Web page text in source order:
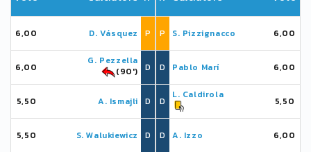
6,00 D. Vásquez P
6,00
G. Pezzella
(90')
D
5,50 A. Ismajli D
5,50 S. Walukiewicz D
P S. Pizzignacco 6,00
D Pablo Marí 6,00
D
L. Caldirola
5,50
D A. Izzo 6,00